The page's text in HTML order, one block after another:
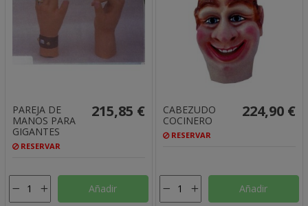
PAREJA DE
MANOS PARA
GIGANTES
RESERVAR
215,85 €
Añadir
CABEZUDO
COCINERO
RESERVAR
224,90 €
Añadir